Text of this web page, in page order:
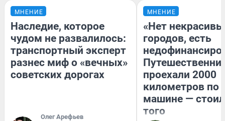
МНЕНИЕ
Наследие, которое
чудом не развалилось:
транспортный эксперт
разнес миф о «вечных»
советских дорогах
Олег Арефьев
МНЕНИЕ
«Нет
городов, есть
проехали 2000
километров по
машине —
того